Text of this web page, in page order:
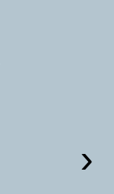
›